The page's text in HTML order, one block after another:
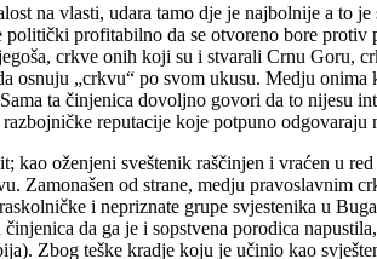
na vlasti, udara tamo dje je najbolnije a to
profitabilno da se otvoreno bore
crkve onih koji su i stvarali Crnu Goru,
„crkvu“ po svom ukusu. Medju
ta činjenica dovoljno govori da to nijesu
reputacije koje potpuno odgovaraju
oženjeni sveštenik raščinjen i vraćen u
Zamonašen od strane, medju
i nepriznate grupe svjestenika u
da ga je i sopstvena porodica
Zbog teške kradje koju je učinio kao